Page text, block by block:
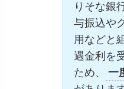
りそな銀
与振込や
用などと
遇金利を
ため、
一